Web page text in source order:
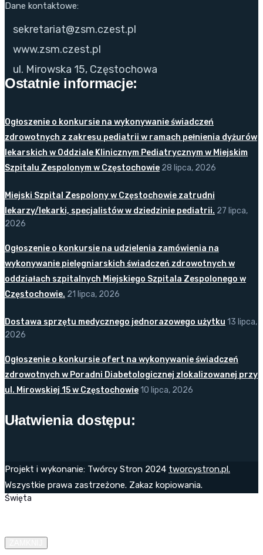
Dane kontaktowe:
sekretariat@zsm.czest.pl
www.zsm.czest.pl
ul. Mirowska 15, Częstochowa
Ostatnie informacje:
Ogłoszenie o konkursie na wykonywanie świadczeń
zdrowotnych z zakresu pediatrii w ramach pełnienia dyżurów
lekarskich w Oddziale Klinicznym Pediatrycznym w Miejskim
Szpitalu Zespolonym w Częstochowie 28 lipca, 2026
Miejski Szpital Zespolony w Częstochowie zatrudni
lekarzy/lekarki, specjalistów w dziedzinie pediatrii. 27 lipca,
2026
Ogłoszenie o konkursie na udzielenia zamówienia na
wykonywanie pielęgniarskich świadczeń zdrowotnych w
oddziałach szpitalnych Miejskiego Szpitala Zespolonego w
Częstochowie. 21 lipca, 2026
Dostawa sprzętu medycznego jednorazowego użytku 13 lipca,
2026
Ogłoszenie o konkursie ofert na wykonywanie świadczeń
zdrowotnych w Poradni Diabetologicznej zlokalizowanej przy
ul. Mirowskiej 15 w Częstochowie10 lipca, 2026
Ułatwienia dostępu:
Projekt i wykonanie: Twórcy Stron 2024 tworcystron.pl.
Wszystkie prawa zastrzeżone. Zakaz kopiowania.
Święta